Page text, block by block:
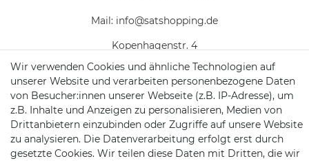
Mail: info@satshopping.de
Kopenhagenstr. 4
97424 Schweinfurt
Wir verwenden Cookies und ähnliche Technologien auf
unserer Website und verarbeiten personenbezogene Daten
von Besucher:innen unserer Webseite (z.B. IP-Adresse), um
z.B. Inhalte und Anzeigen zu personalisieren, Medien von
Drittanbietern einzubinden oder Zugriffe auf unsere Website
zu analysieren. Die Datenverarbeitung erfolgt erst durch
gesetzte Cookies. Wir teilen diese Daten mit Dritten, die wir